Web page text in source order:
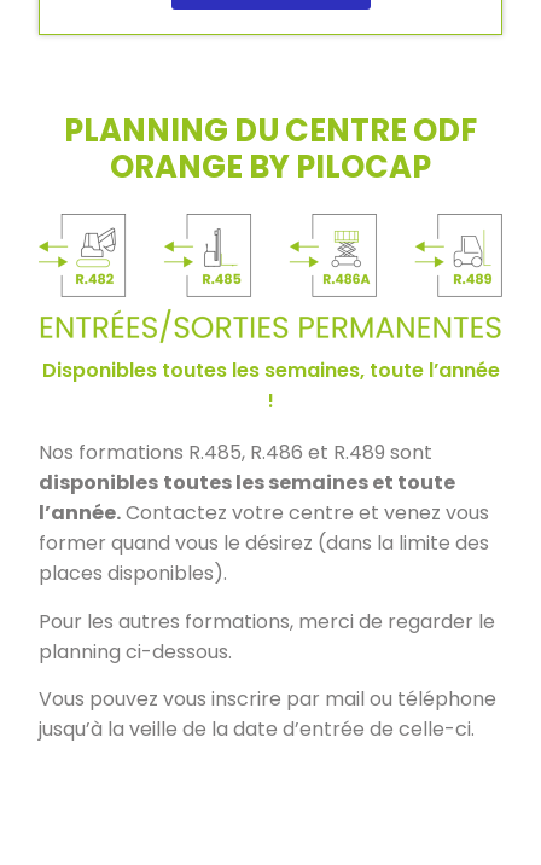
PLANNING DU CENTRE ODF
ORANGE BY PILOCAP
Disponibles toutes les semaines, toute l’année
!
Nos formations R.485, R.486 et R.489 sont
disponibles toutes les semaines et toute
l’année.Contactez votre centre et venez vous
former quand vous le désirez (dans la limite des
places disponibles).
Pour les autres formations, merci de regarder le
planning ci-dessous.
Vous pouvez vous inscrire par mail ou téléphone
jusqu’à la veille de la date d’entrée de celle-ci.